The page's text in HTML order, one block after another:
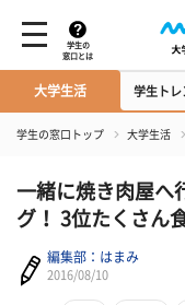
学生の
窓口とは
大学生活 学生トレ
学生の窓口トップ 大学生活
一緒に焼き肉屋へ
グ！ 3位たくさん
編集部：はまみ
2016/08/10